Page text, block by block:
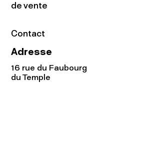
de vente
Contact
Adresse
16 rue du Faubourg
du Temple